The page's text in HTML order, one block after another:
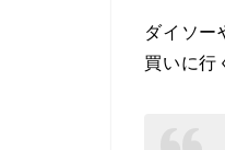
ダイソー
買いに行